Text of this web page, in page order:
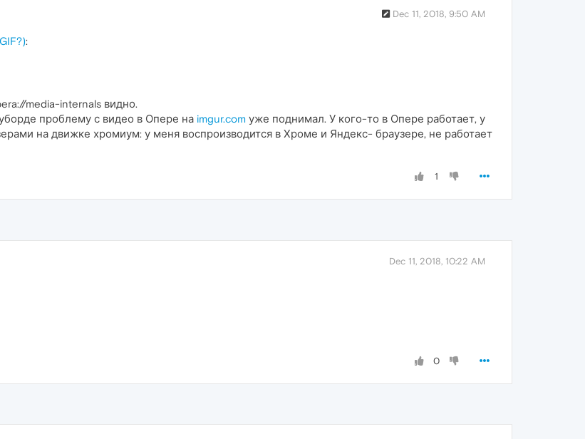
Dec 11, 2018, 9:50 AM
:
media-internals видно.
проблему с видео в Опере на imgur.com уже поднимал. У кого-то в Опере работает, у
на движке хромиум: у меня воспроизводится в Хроме и Яндекс- браузере, не работает
1
Dec 11, 2018, 10:22 AM
0